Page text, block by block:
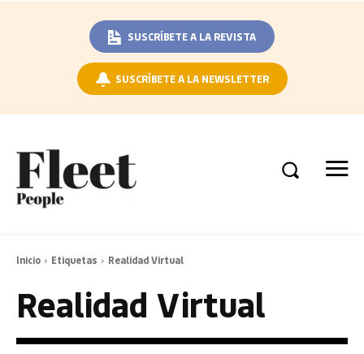
SUSCRÍBETE A LA REVISTA
SUSCRÍBETE A LA NEWSLETTER
Inicio Etiquetas Realidad Virtual
Realidad Virtual